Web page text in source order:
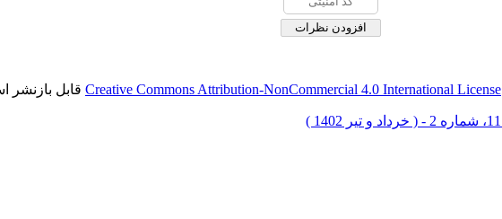
Creative Commons Attribution-NonCommercial 4.0 International License قابل بازنشر